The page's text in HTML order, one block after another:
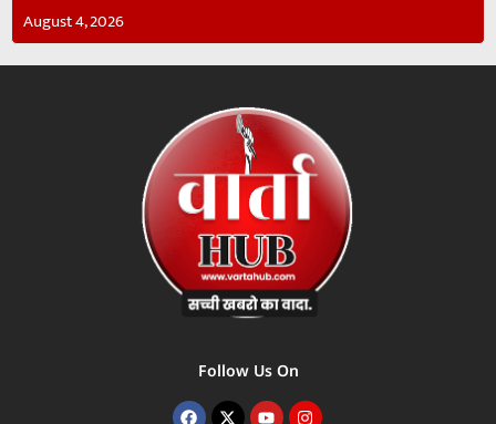
August 4, 2026
Follow Us On